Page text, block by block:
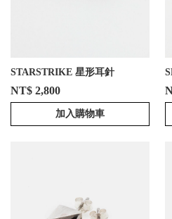
STARSTRIKE 星形耳針
NT$ 2,800
加入購物車